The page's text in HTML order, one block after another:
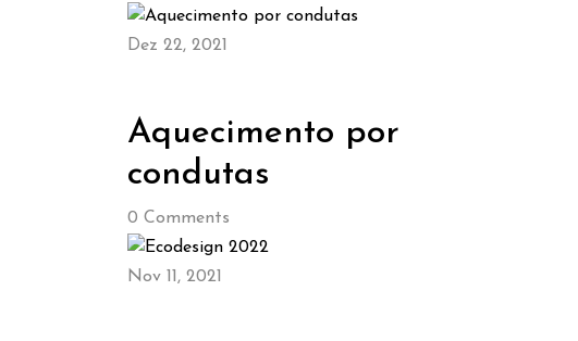
Dez 22, 2021
Aquecimento por
condutas
0 Comments
Nov 11, 2021